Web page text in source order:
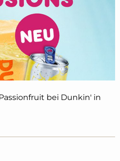
bei Dunkin' in